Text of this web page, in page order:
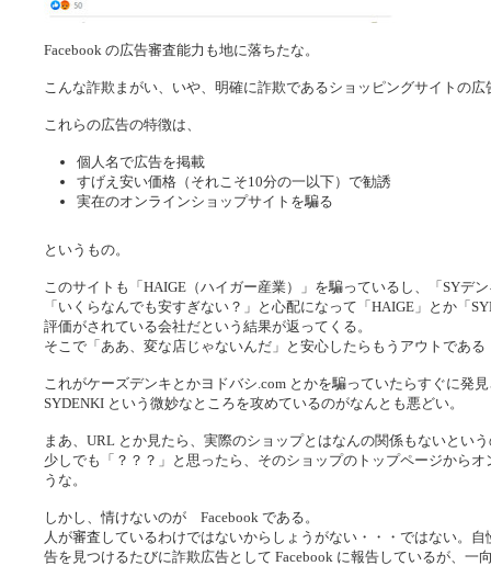
Facebook の広告審査能力も地に落ちたな。
こんな詐欺まがい、いや、明確に詐欺であるショッピングサイトの
これらの広告の特徴は、
個人名で広告を掲載
すげえ安い価格（それこそ10分の一以下）で勧誘
実在のオンラインショップサイトを騙る
というもの。
このサイトも「HAIGE（ハイガー産業）」を騙っているし、「SYデ
「いくらなんでも安すぎない？」と心配になって「HAIGE」とか「
評価がされている会社だという結果が返ってくる。
そこで「ああ、変な店じゃないんだ」と安心したらもうアウトである
これがケーズデンキとかヨドバシ.com とかを騙っていたらすぐに発
SYDENKI という微妙なところを攻めているのがなんとも悪どい。
まあ、URL とか見たら、実際のショップとはなんの関係もないとい
少しでも「？？？」と思ったら、そのショップのトップページから
うな。
しかし、情けないのが Facebook である。
人が審査しているわけではないからしょうがない・・・ではない。
告を見つけるたびに詐欺広告として Facebook に報告しているが、一